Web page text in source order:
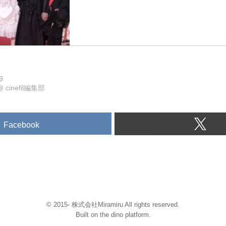
cinefil編集部
Facebook
© 2015- 株式会社Miramiru All rights reserved.
Built on the dino platform.